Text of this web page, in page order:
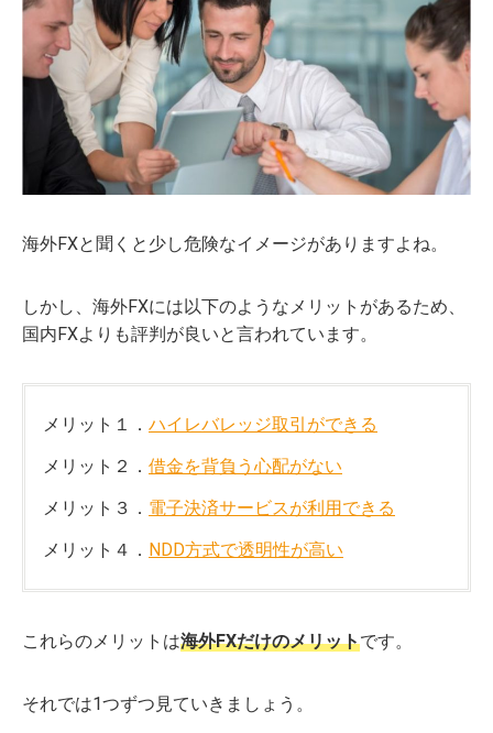
海外FXと聞くと少し危険なイメージがありますよね。
しかし、海外FXには以下のようなメリットがあるため、
国内FXよりも評判が良いと言われています。
メリット１． ハイレバレッジ取引ができる
メリット２． 借金を背負う心配がない
メリット３． 電子決済サービスが利用できる
メリット４． NDD方式で透明性が高い
これらのメリットは海外FXだけのメリットです。
それでは1つずつ見ていきましょう。